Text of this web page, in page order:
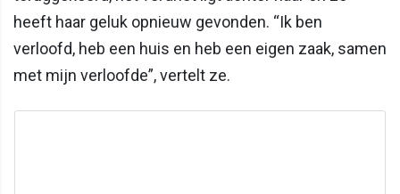
heeft haar geluk opnieuw gevonden. “Ik ben
verloofd, heb een huis en heb een eigen zaak, samen
met mijn verloofde”, vertelt ze.